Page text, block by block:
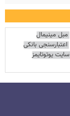
مبل مینیمال
اعتبارسنجی بانکی
سایت یوتوتایمز